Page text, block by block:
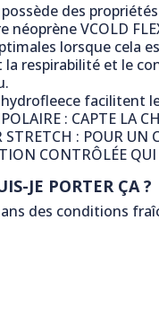
possède des
VCOLD
lorsque cela
respirabilité et le
hydrofleece
: CAPTE LA
STRETCH : POUR
CONTRÔLÉE QUI
JE PORTER ÇA ?
des conditions